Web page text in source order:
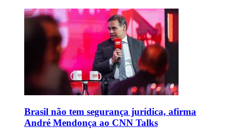
Brasil não tem segurança jurídica, afirma
André Mendonça ao CNN Talks